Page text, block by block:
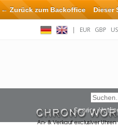
| EUR GBP
Service
← Zurück zum BackofficeDieser
Eventuell können nicht alle